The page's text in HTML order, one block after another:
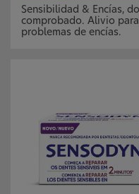
Sensibilidad & Encías,
comprobado. Alivio
problemas de encías.